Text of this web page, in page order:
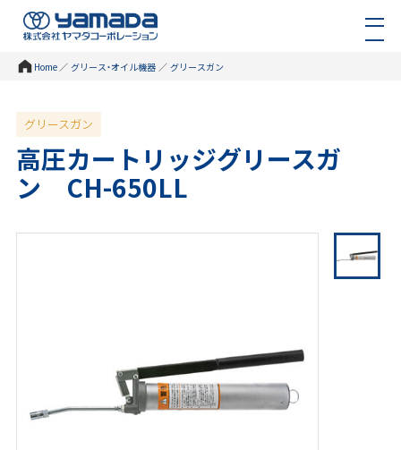
Home ／ グリース・オイル機器 ／ グリースガン
グリースガン
高圧カートリッジグリースガ
ン CH-650LL